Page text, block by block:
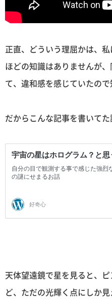
正直、どういう理屈かは、
ほどの知識はありませんが
て、違和感を感じていたの
だからこんな記事を書いてた
天体望遠鏡で星を見ると、
ど、ただの光輝く点にしか